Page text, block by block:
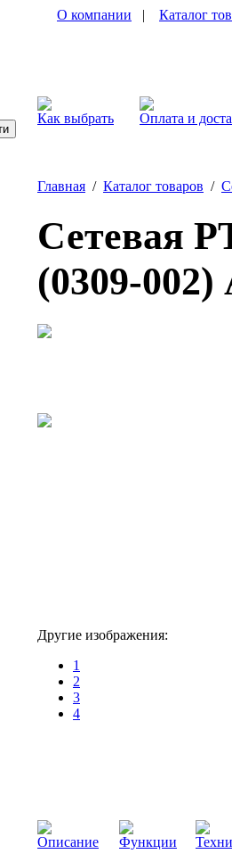
О компании | Каталог
Как выбрать Оплата и
Главная / Каталог товаров /
Сетевая
(0309-
Другие изображения:
1
2
3
4
Описание Функции